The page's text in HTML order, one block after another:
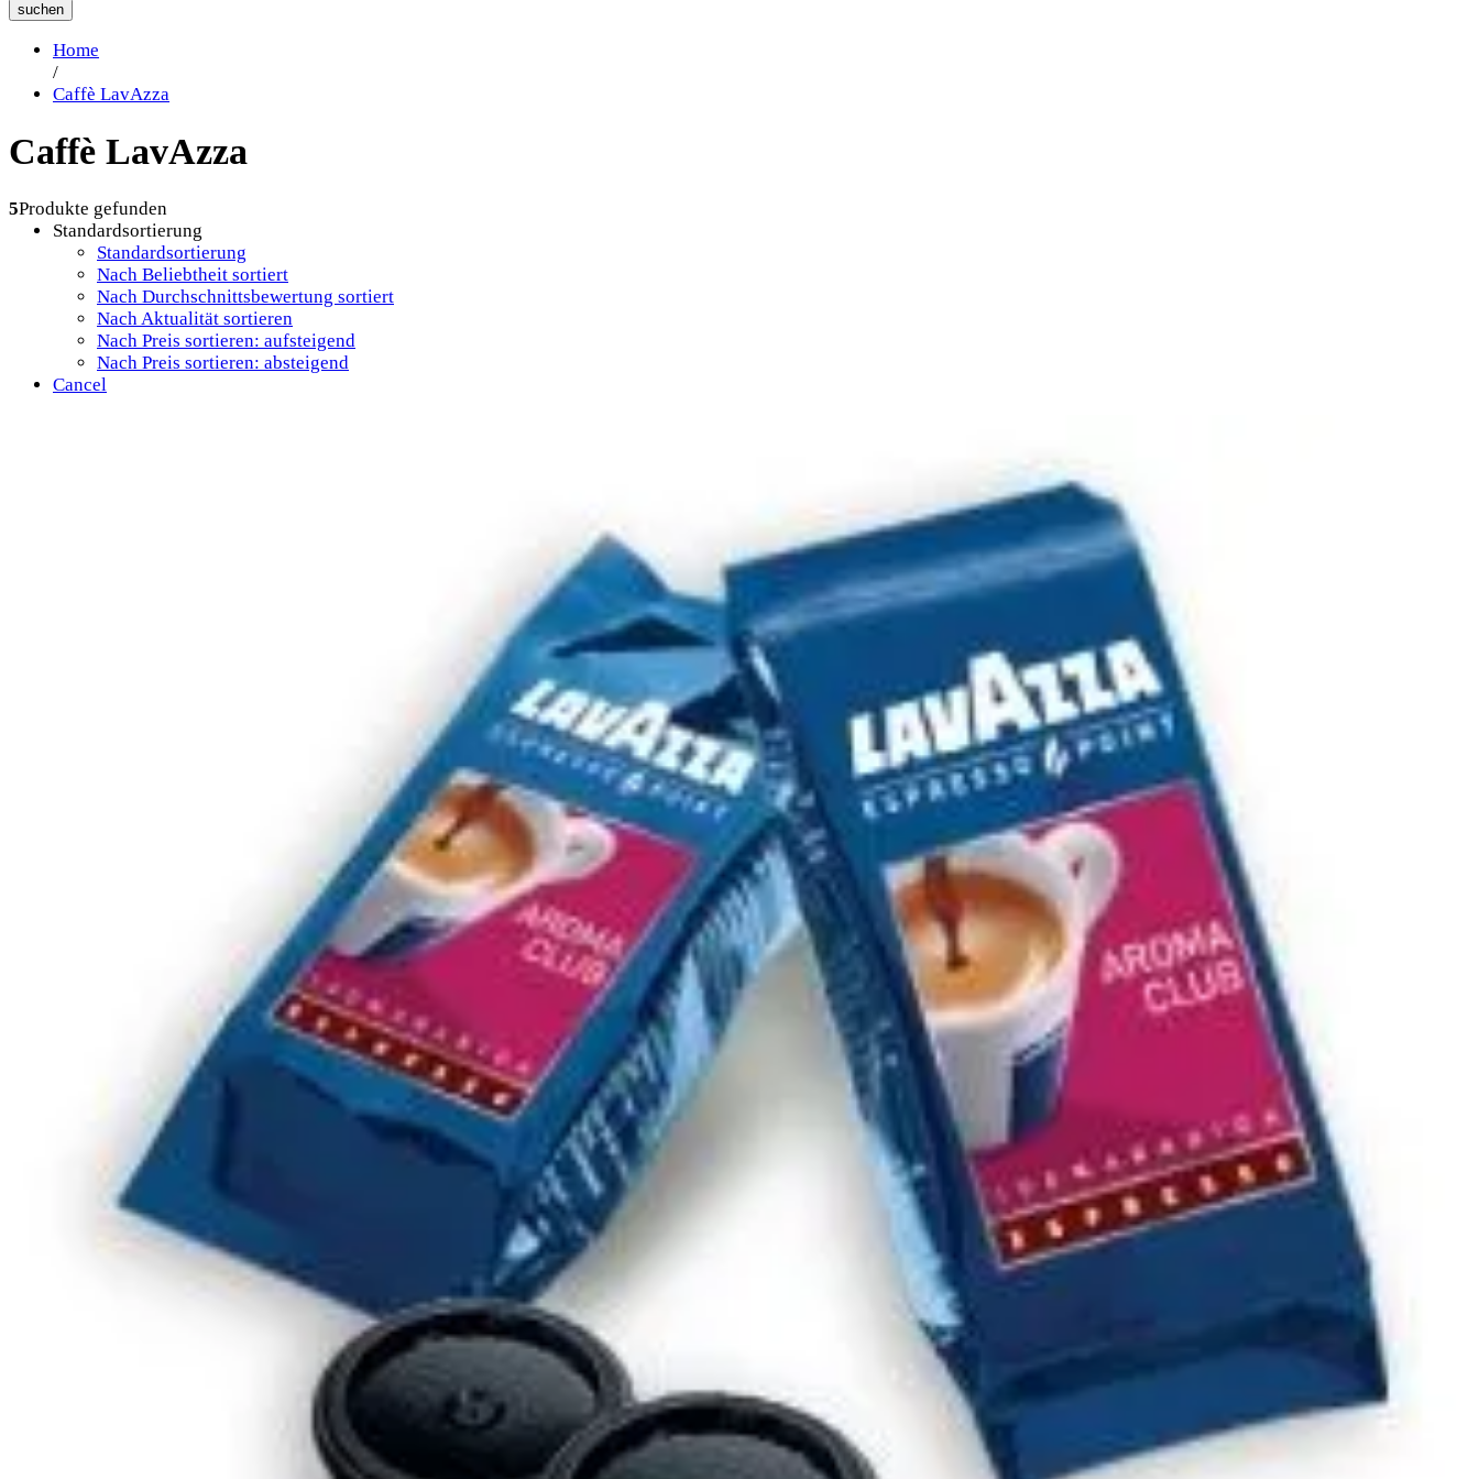
suchen
Home
/
Caffè LavAzza
Caffè LavAzza
5Produkte gefunden
Standardsortierung
Standardsortierung
Nach Beliebtheit sortiert
Nach Durchschnittsbewertung sortiert
Nach Aktualität sortieren
Nach Preis sortieren: aufsteigend
Nach Preis sortieren: absteigend
Cancel